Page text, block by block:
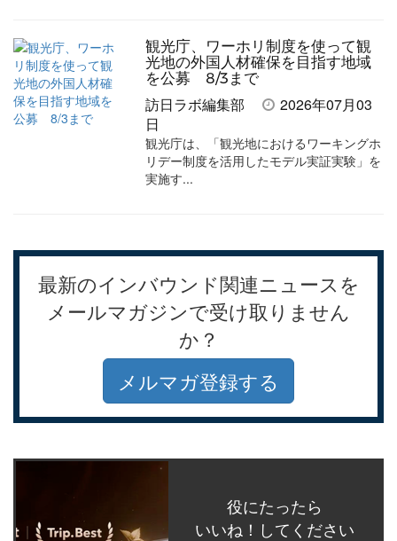
観光庁、ワーホリ制度を使って観
光地の外国人材確保を目指す地域
を公募 8/3まで
訪日ラボ編集部
2026年07月03
日
観光庁は、「観光地におけるワーキングホ
リデー制度を活用したモデル実証実験」を
実施す...
最新のインバウンド関連ニュースを
メールマガジンで受け取りません
か？
メルマガ登録する
役にたったら
いいね！してください